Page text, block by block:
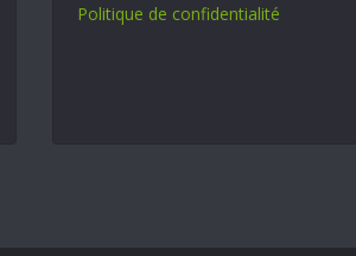
Politique de confidentialité